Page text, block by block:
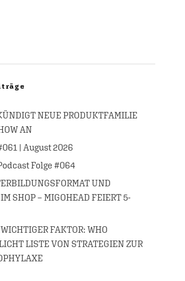
NEUE PRODUKTFAMILIE
AN
| August 2026
Folge #064
UND
SHOP – MIGOHEAD FEIERT 5-
FAKTOR: WHO
LISTE VON STRATEGIEN ZUR